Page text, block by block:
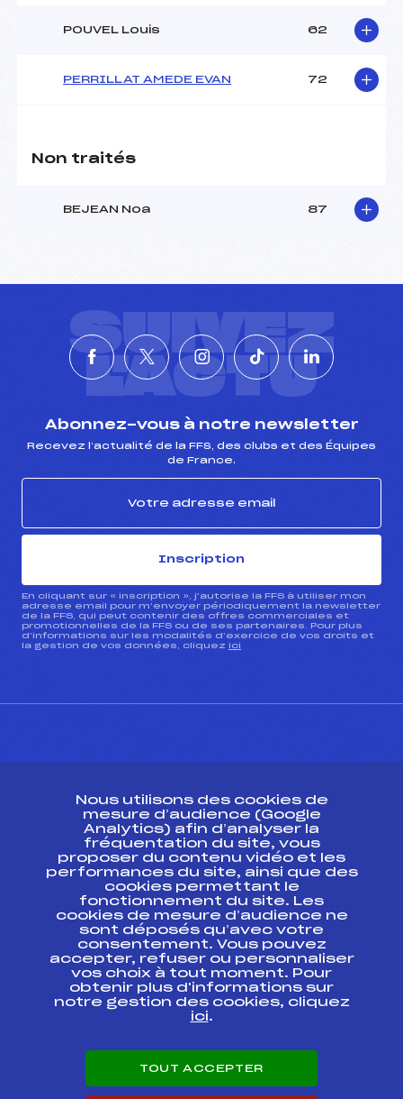
POUVEL Louis 62
PERRILLAT AMEDE EVAN 72
Non traités
BEJEAN Noa 87
SUIVEZ
L'ACTU
Abonnez-vous à notre newsletter
Recevez l’actualité de la FFS, des clubs et des Équipes
de France.
Inscription
En cliquant sur « inscription », j’autorise la FFS à utiliser mon
adresse email pour m’envoyer périodiquement la newsletter
de la FFS, qui peut contenir des offres commerciales et
promotionnelles de la FFS ou de ses partenaires. Pour plus
d’informations sur les modalités d’exercice de vos droits et
la gestion de vos données, cliquez ici
Ressources
Pass’Neige
Projet sportif fédéral
Projet de performance fédéral
Antidopage
Pôle Développement, Formation, Suivi
Scientifique
Listes ministérielles
Pôle vie de l’athlète
Enseignement professionnel
Carrières
Nous utilisons des cookies de
mesure d’audience (Google
Analytics) afin d’analyser la
fréquentation du site, vous
proposer du contenu vidéo et les
performances du site, ainsi que des
cookies permettant le
fonctionnement du site. Les
cookies de mesure d’audience ne
sont déposés qu’avec votre
consentement. Vous pouvez
accepter, refuser ou personnaliser
vos choix à tout moment. Pour
obtenir plus d'informations sur
notre gestion des cookies, cliquez
ici.
TOUT ACCEPTER